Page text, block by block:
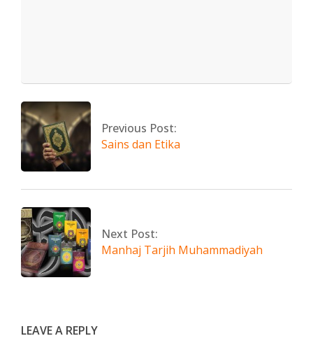
2025-
03
Previous Post:
Sains dan Etika
Next Post:
Manhaj Tarjih Muhammadiyah
LEAVE A REPLY